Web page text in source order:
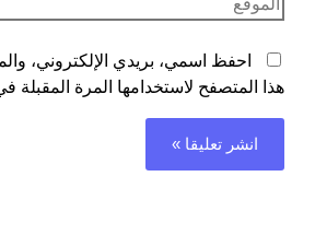
احفظ اسمي، بريدي الإلكتروني،
هذا المتصفح لاستخدامها المرة المقبلة